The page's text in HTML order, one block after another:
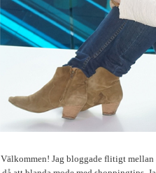
Välkommen! Jag bloggade flitigt